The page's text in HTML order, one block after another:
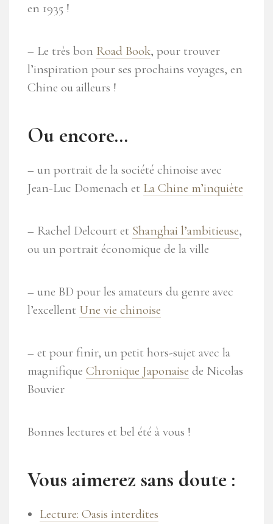
en 1935 !
– Le très bon Road Book, pour trouver
l’inspiration pour ses prochains voyages, en
Chine ou ailleurs !
Ou encore…
– un portrait de la société chinoise avec
Jean-Luc Domenach et La Chine m’inquiète
– Rachel Delcourt et Shanghai l’ambitieuse,
ou un portrait économique de la ville
– une BD pour les amateurs du genre avec
l’excellent Une vie chinoise
– et pour finir, un petit hors-sujet avec la
magnifique Chronique Japonaise de Nicolas
Bouvier
Bonnes lectures et bel été à vous !
Vous aimerez sans doute :
Lecture: Oasis interdites